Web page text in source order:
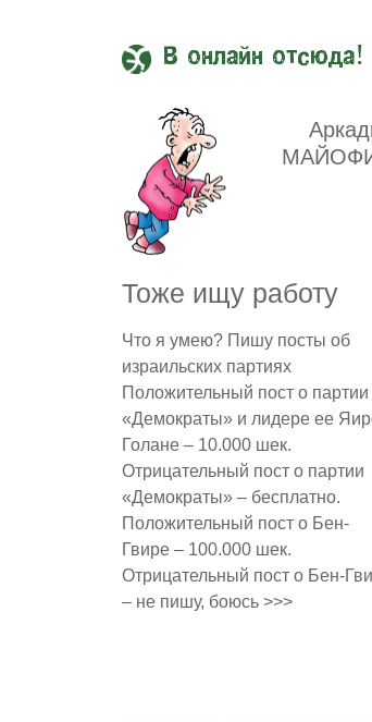
В онлайн отсюда!
Тоже ищу работу
Что я умею? Пишу посты об
израильских партиях
Положительный пост о партии
«Демократы» и лидере ее
Голане – 10.000 шек.
Отрицательный пост о партии
«Демократы» – бесплатно.
Положительный пост о Бен-
Гвире – 100.000 шек.
Отрицательный пост о Бен-
– не пишу, боюсь >>>